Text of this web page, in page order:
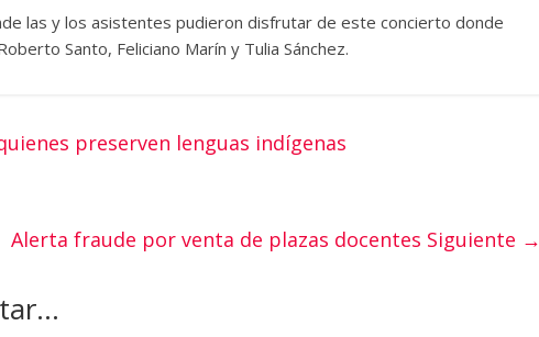
las y los asistentes pudieron disfrutar de este concierto donde
Santo, Feliciano Marín y Tulia Sánchez.
preserven lenguas indígenas
Alerta fraude por venta de plazas docentes Siguiente →